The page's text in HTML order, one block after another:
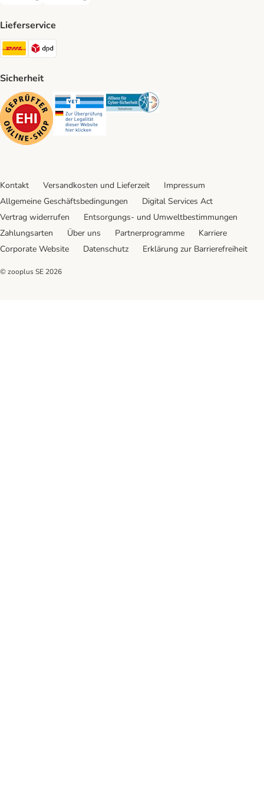
Lieferservice
DHL Shipping Method
Sicherheit
Security Security Security
Kontakt Versandkosten und Lieferzeit
Impressum
Allgemeine Geschäftsbedingungen
Digital Services Act
Vertrag widerrufen
Entsorgungs- und Umweltbestimmungen
Zahlungsarten
Über uns Partnerprogramme
Karriere
Corporate Website
Datenschutz Erklärung zur Barrierefreiheit
© zooplus SE 2026